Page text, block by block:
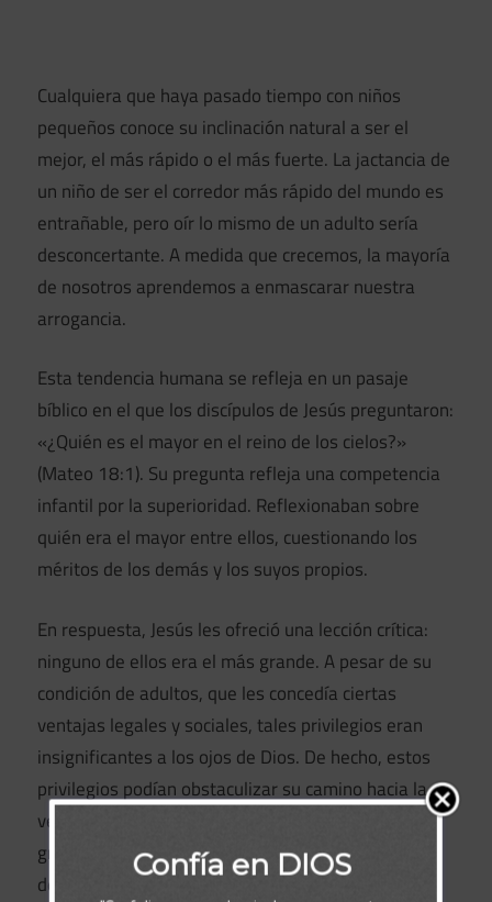
Cualquiera que haya pasado tiempo con niños
pequeños conoce su inclinación natural a ser el
mejor, el más rápido o el más fuerte. La jactancia de
un niño de ser el corredor más rápido del mundo es
entrañable, pero oír lo mismo de un adulto sería
desconcertante. A medida que crecemos, la mayoría
de nosotros aprendemos a enmascarar nuestra
arrogancia.
Esta tendencia humana se refleja en un pasaje
bíblico en el que los discípulos de Jesús preguntaron:
«¿Quién es el mayor en el reino de los cielos?»
(Mateo 18:1). Su pregunta refleja una competencia
infantil por la superioridad. Reflexionaban sobre
quién era el mayor entre ellos, cuestionando los
méritos de los demás y los suyos propios.
En respuesta, Jesús les ofreció una lección crítica:
ninguno de ellos era el más grande. A pesar de su
condición de adultos, que les concedía ciertas
ventajas legales y sociales, tales privilegios eran
insignificantes a los ojos de Dios. De hecho, estos
privilegios podían obstaculizar su camino hacia la
verdadera grandeza. En el reino de Dios, la
grandeza se mide de otra manera. Se trata de
despojarse del poder y del estatus, y abrazar la
Confía en DIOS